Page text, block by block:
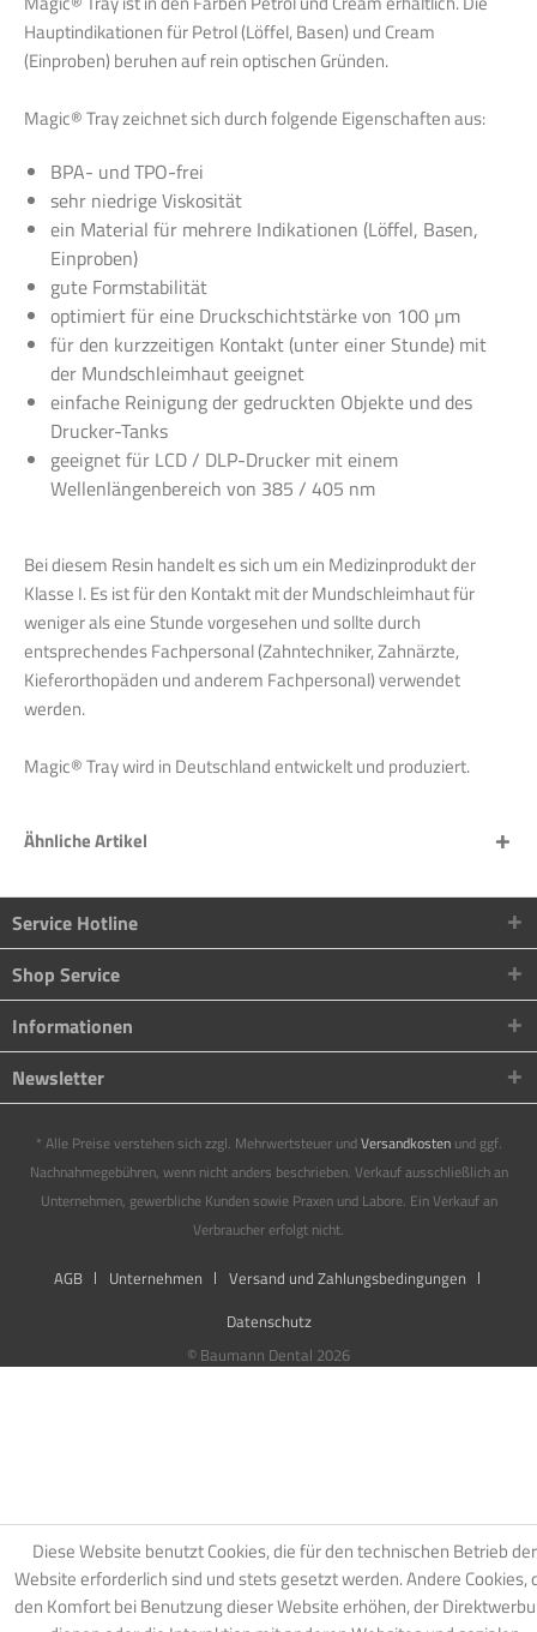
Hauptindikationen für Petrol (Löffel, Basen) und Cream
(Einproben) beruhen auf rein optischen Gründen.
Magic® Tray zeichnet sich durch folgende Eigenschaften aus:
BPA- und TPO-frei
sehr niedrige Viskosität
ein Material für mehrere Indikationen (Löffel, Basen,
Einproben)
gute Formstabilität
optimiert für eine Druckschichtstärke von 100 µm
für den kurzzeitigen Kontakt (unter einer Stunde) mit
der Mundschleimhaut geeignet
einfache Reinigung der gedruckten Objekte und des
Drucker-Tanks
geeignet für LCD / DLP-Drucker mit einem
Wellenlängenbereich von 385 / 405 nm
Bei diesem Resin handelt es sich um ein Medizinprodukt der
Klasse I. Es ist für den Kontakt mit der Mundschleimhaut für
weniger als eine Stunde vorgesehen und sollte durch
entsprechendes Fachpersonal (Zahntechniker, Zahnärzte,
Kieferorthopäden und anderem Fachpersonal) verwendet
werden.
Magic® Tray wird in Deutschland entwickelt und produziert.
Ähnliche Artikel
Service Hotline
Shop Service
Informationen
Newsletter
* Alle Preise verstehen sich zzgl. Mehrwertsteuer undVersandkostenund ggf.
Nachnahmegebühren, wenn nicht anders beschrieben. Verkauf ausschließlich an
Unternehmen, gewerbliche Kunden sowie Praxen und Labore. Ein Verkauf an
Verbraucher erfolgt nicht.
AGB Unternehmen
Versand und Zahlungsbedingungen
Datenschutz
© Baumann Dental 2026
Diese Website benutzt Cookies, die für den technischen Betrieb der
Website erforderlich sind und stets gesetzt werden. Andere Cookies,
den Komfort bei Benutzung dieser Website erhöhen, der